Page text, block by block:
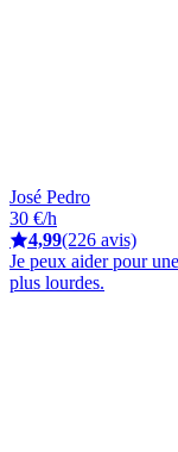
José Pedro
30 €/h
4,99(226 avis)
Je peux aider pour
plus lourdes.